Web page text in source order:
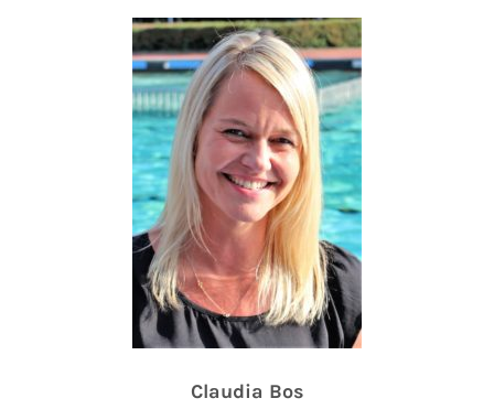
Claudia Bos